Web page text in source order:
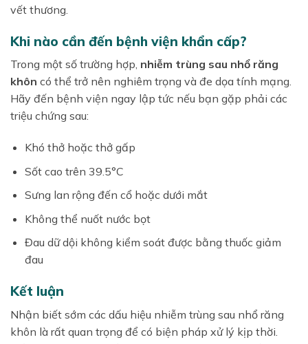
vết thương.
Khi nào cần đến bệnh viện khẩn cấp?
Trong một số trường hợp, nhiễm trùng sau nhổ răng
khôn có thể trở nên nghiêm trọng và đe dọa tính mạng.
Hãy đến bệnh viện ngay lập tức nếu bạn gặp phải các
triệu chứng sau:
Khó thở hoặc thở gấp
Sốt cao trên 39.5°C
Sưng lan rộng đến cổ hoặc dưới mắt
Không thể nuốt nước bọt
Đau dữ dội không kiểm soát được bằng thuốc giảm
đau
Kết luận
Nhận biết sớm các dấu hiệu nhiễm trùng sau nhổ răng
khôn là rất quan trọng để có biện pháp xử lý kịp thời.